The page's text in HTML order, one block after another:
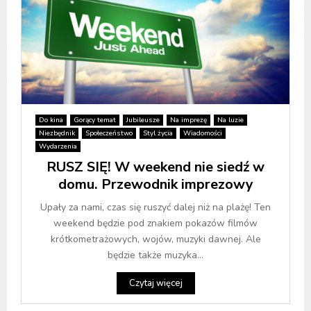
Do kina Gorący temat Jubileusze Na imprezę
Na luzie
Niezbędnik
Społeczeństwo Styl życia
Wiadomości
Wydarzenia
RUSZ SIĘ! W weekend nie siedź w
domu. Przewodnik imprezowy
Upały za nami, czas się ruszyć dalej niż na plażę! Ten
weekend będzie pod znakiem pokazów filmów
krótkometrażowych, wojów, muzyki dawnej. Ale
będzie także muzyka...
Czytaj więcej